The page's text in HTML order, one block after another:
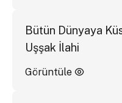
Bütün Dünyaya
Uşşak İlahi
Görüntüle